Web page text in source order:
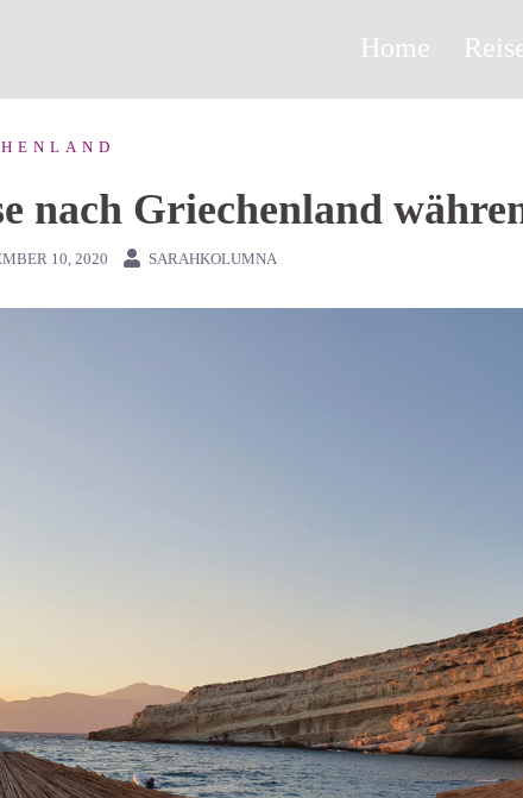
Home
nach Griechenland
10, 2020 SARAHKOLUMNA